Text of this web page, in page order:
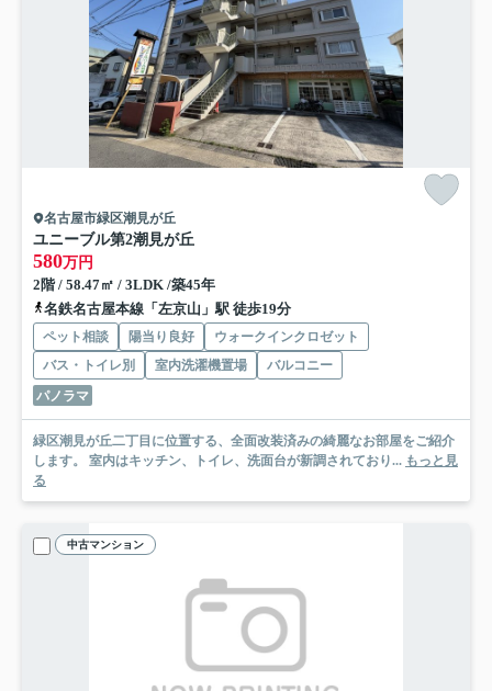
名古屋市緑区潮見が丘
ユニーブル第2潮見が丘
580万円
2階 / 58.47㎡ / 3LDK /築45年
名鉄名古屋本線「左京山」駅 徒歩19分
ペット相談 陽当り良好
ウォークインクロゼット
バス・トイレ別
室内洗濯機置場
バルコニー
パノラマ
緑区潮見が丘二丁目に位置する、全面改装済みの綺麗なお部屋をご紹介
します。 室内はキッチン、トイレ、洗面台が新調されており... もっと見
る
中古マンション